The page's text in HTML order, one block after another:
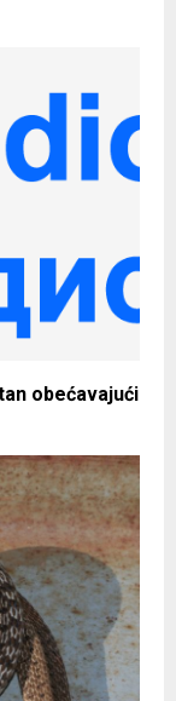
obećavajući